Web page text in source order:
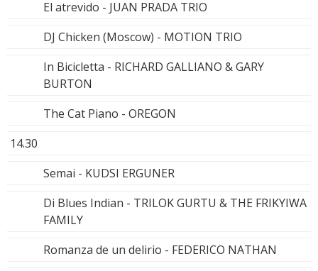
El atrevido - JUAN PRADA TRIO
DJ Chicken (Moscow) - MOTION TRIO
In Bicicletta - RICHARD GALLIANO & GARY
BURTON
The Cat Piano - OREGON
14.30
Semai - KUDSI ERGUNER
Di Blues Indian - TRILOK GURTU & THE FRIKYIWA
FAMILY
Romanza de un delirio - FEDERICO NATHAN